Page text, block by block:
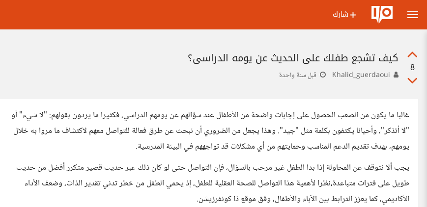
شارك
8
كيف تشجع طفلك على الحديث عن يومه الدراسي؟
قبل سنة واحدة
غالبا ما يكون من الصعب الحصول على إجابات واضحة من الأطفال عند سؤالهم عن يومهم الدراسي، فكثيرا ما يردون بقولهم: "لا شيء" أو
"لا أتذكر"، وأحيانا يكتفون بكلمة مثل "جيد". وهذا يجعل من الضروري أن نبحث عن طرق فعالة للتواصل معهم لاكتشاف ما مروا به خلال
يومهم، بهدف تقديم الدعم المناسب وحمايتهم من أي مشكلات قد تواجههم في البيئة المدرسية.
يجب ألا نتوقف عن المحاولة إذا بدا الطفل غير مرحب بالسؤال، فإن التواصل حتى لو كان ذلك عبر حديث قصير متكرر أفضل من حديث
طويل على فترات متباعدة،نظرا لأهمية هذا التواصل للصحة العقلية للطفل، إذ يحمي الطفل من خطر تدني تقدير الذات، وضعف الأداء
الأكاديمي، كما يعزز الترابط بين الآباء والأطفال، وفق موقع ذا كونفرزيشن.